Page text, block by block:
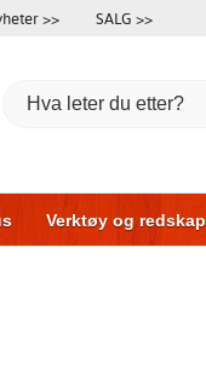
>> SALG >>
Verktøy og redskap